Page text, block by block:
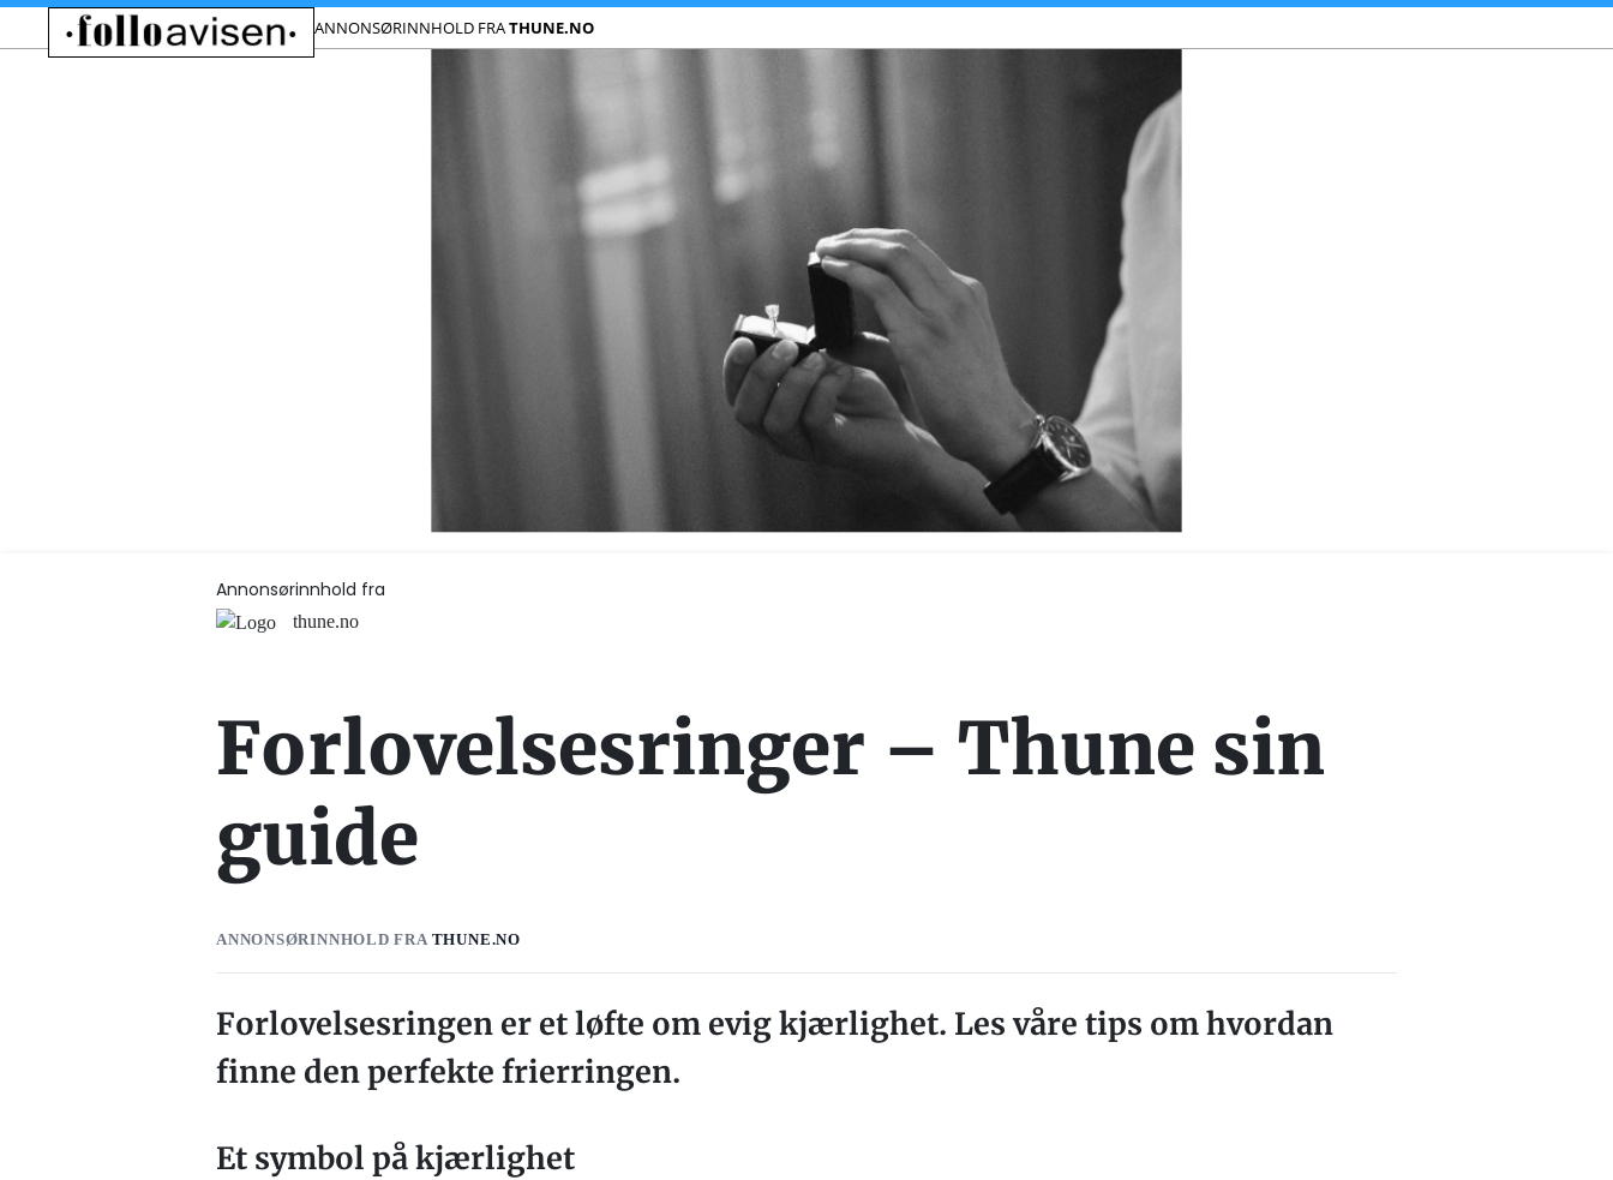
ANNONSØRINNHOLD FRATHUNE.NO
Annonsørinnhold fra
thune.no
Forlovelsesringer – Thune sin
guide
ANNONSØRINNHOLD FRA THUNE.NO
Forlovelsesringen er et løfte om evig kjærlighet. Les våre tips om hvordan
finne den perfekte frierringen.
Et symbol på kjærlighet